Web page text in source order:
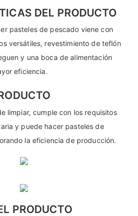
DEL PRODUCTO
pasteles de pescado viene con
versátiles, revestimiento de teflón
y una boca de alimentación
eficiencia.
limpiar, cumple con los requisitos
y puede hacer pasteles de
la eficiencia de producción.
PRODUCTO